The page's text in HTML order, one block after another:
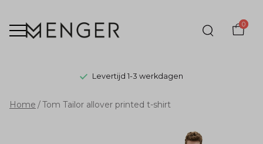
0
Levertijd 1-3 werkdagen
Tom
Home Tom Tailor allover printed t-shirt